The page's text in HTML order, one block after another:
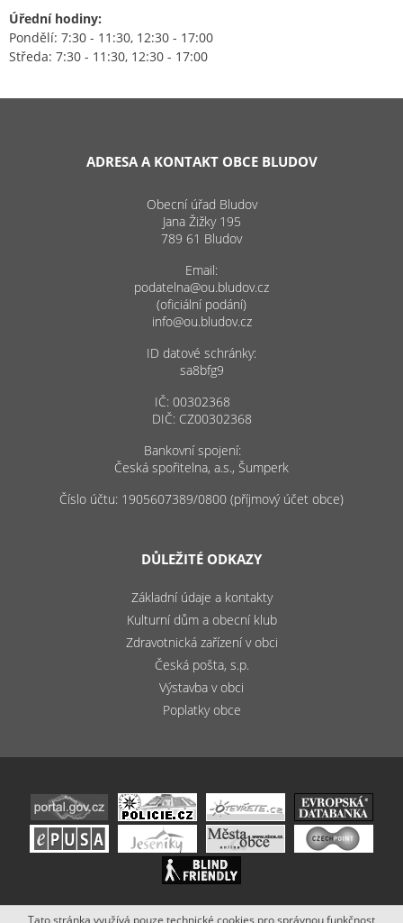
Úřední hodiny:
Pondělí: 7:30 - 11:30, 12:30 - 17:00
Středa: 7:30 - 11:30, 12:30 - 17:00
ADRESA A KONTAKT OBCE BLUDOV
Obecní úřad Bludov
Jana Žižky 195
789 61 Bludov
Email:
podatelna@ou.bludov.cz
(oficiální podání)
info@ou.bludov.cz
ID datové schránky:
sa8bfg9
IČ: 00302368
DIČ: CZ00302368
Bankovní spojení:
Česká spořitelna, a.s., Šumperk
Číslo účtu: 1905607389/0800 (příjmový účet obce)
DŮLEŽITÉ ODKAZY
Základní údaje a kontakty
Kulturní dům a obecní klub
Zdravotnická zařízení v obci
Česká pošta, s.p.
Výstavba v obci
Poplatky obce
Tato stránka využívá pouze technické cookies pro správnou funkčnost